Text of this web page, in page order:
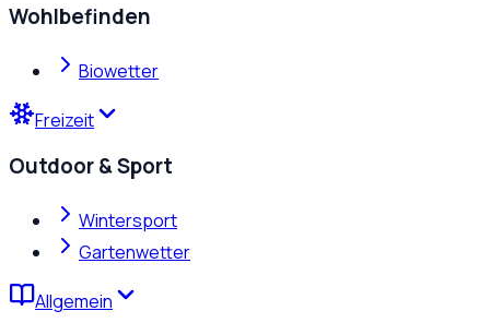
Wohlbefinden
Biowetter
Freizeit
Outdoor & Sport
Wintersport
Gartenwetter
Allgemein